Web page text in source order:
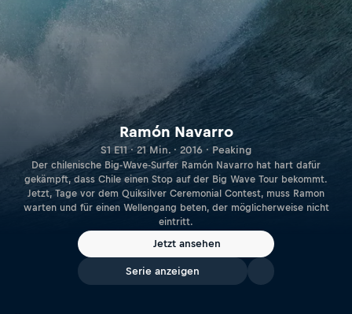
Ramón Navarro
S1 E11 · 21 Min. · 2016 · Peaking
Der chilenische Big-Wave-Surfer Ramón Navarro hat hart dafür
gekämpft, dass Chile einen Stop auf der Big Wave Tour bekommt.
Jetzt, Tage vor dem Quiksilver Ceremonial Contest, muss Ramon
warten und für einen Wellengang beten, der möglicherweise nicht
eintritt.
Jetzt ansehen
Serie anzeigen